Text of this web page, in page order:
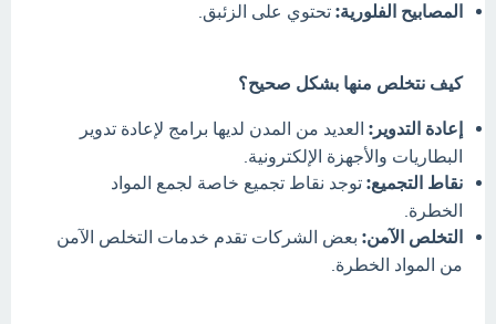
المصابيح الفلورية: تحتوي على الزئبق.
كيف نتخلص منها بشكل صحيح؟
إعادة التدوير: العديد من المدن لديها برامج لإعادة تدوير
البطاريات والأجهزة الإلكترونية.
نقاط التجميع: توجد نقاط تجميع خاصة لجمع المواد
الخطرة.
التخلص الآمن: بعض الشركات تقدم خدمات التخلص الآمن
من المواد الخطرة.